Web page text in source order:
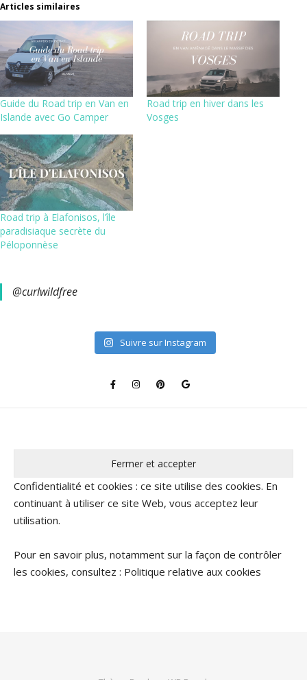
Articles similaires
Guide du Road trip en Van en
Islande avec Go Camper
Road trip en hiver dans les
Vosges
Road trip à Elafonisos, l’île
paradisiaque secrète du
Péloponnèse
@curlwildfree
Suivre sur Instagram
Confidentialité et cookies : ce site utilise des cookies. En
continuant à utiliser ce site Web, vous acceptez leur
utilisation.
Pour en savoir plus, notamment sur la façon de contrôler
les cookies, consultez : Politique relative aux cookies